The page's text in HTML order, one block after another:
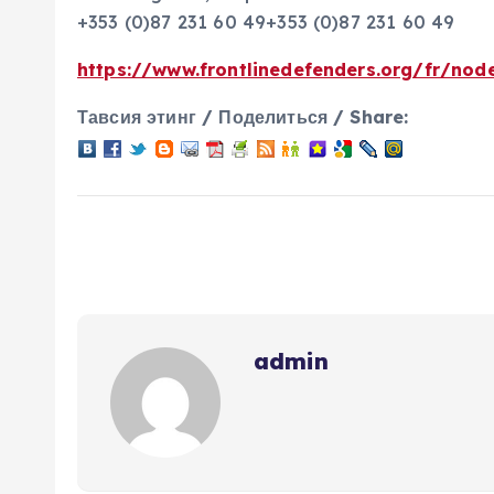
+353 (0)87 231 60 49+353 (0)87 231 60 49
https://www.frontlinedefenders.org/fr/
Тавсия этинг / Поделиться / Share:
admin